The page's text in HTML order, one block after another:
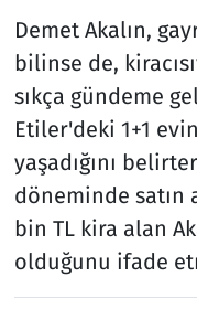
Demet Akalın,
bilinse de,
sıkça gündeme
Etiler'deki 1+1
yaşadığını
döneminde satın
bin TL kira alan
olduğunu ifade